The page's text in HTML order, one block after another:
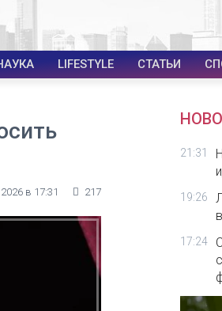
LIFESTYLE СТАТЬИ
в 17:31 217
21:31
19:26
17:24